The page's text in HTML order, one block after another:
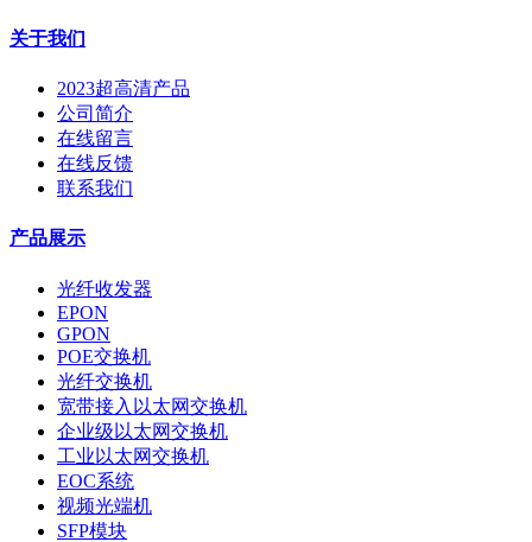
关于我们
2023超高清产品
公司简介
在线留言
在线反馈
联系我们
产品展示
光纤收发器
EPON
GPON
POE交换机
光纤交换机
宽带接入以太网交换机
企业级以太网交换机
工业以太网交换机
EOC系统
视频光端机
SFP模块